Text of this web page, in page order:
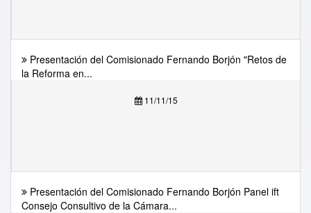
Presentación del Comisionado Fernando Borjón "Retos de
la Reforma en...
11/11/15
Presentación del Comisionado Fernando Borjón Panel ift
Consejo Consultivo de la Cámara...